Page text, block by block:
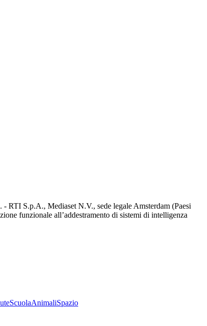
S.p.A., Mediaset N.V., sede legale Amsterdam (Paesi
funzionale all’addestramento di sistemi di intelligenza
ScuolaAnimaliSpazio